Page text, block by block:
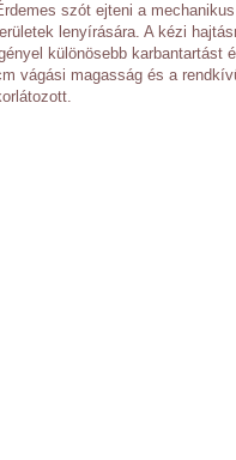
szót ejteni a
lenyírására. A kézi
különösebb karbantartást
vágási magasság és a